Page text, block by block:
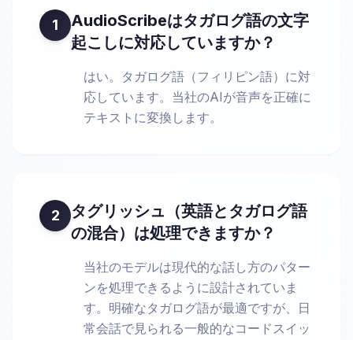
1
AudioScribeはタガログ語の文字
起こしに対応していますか？
はい。タガログ語（フィリピン語）に対
応しています。当社のAIが音声を正確に
テキストに変換します。
2
タグリッシュ（英語とタガログ語
の混合）は処理できますか？
当社のモデルは現代的な話し方のパター
ンを処理できるように設計されていま
す。明確なタガログ語が最適ですが、日
常会話で見られる一般的なコードスイッ